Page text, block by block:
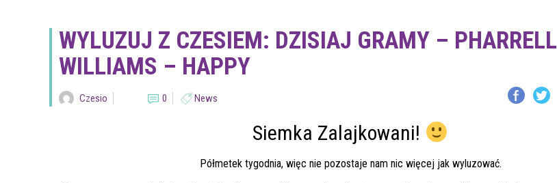
WYLUZUJ Z CZESIEM: DZISIAJ GRAMY – PHARRELL
WILLIAMS – HAPPY
Czesio 0 News
Siemka Zalajkowani!
Półmetek tygodnia, więc nie pozostaje nam nic więcej jak wyluzować.